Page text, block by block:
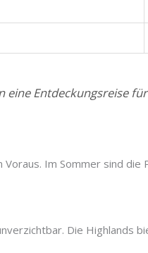
Entdeckungsreise
Im Sommer sind die
Die Highlands